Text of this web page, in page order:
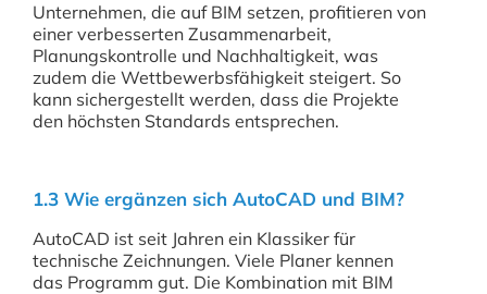
Unternehmen, die auf BIM setzen, profitieren von
einer verbesserten Zusammenarbeit,
Planungskontrolle und Nachhaltigkeit, was
zudem die Wettbewerbsfähigkeit steigert. So
kann sichergestellt werden, dass die Projekte
den höchsten Standards entsprechen.
1.3 Wie ergänzen sich AutoCAD und BIM?
AutoCAD ist seit Jahren ein Klassiker für
technische Zeichnungen. Viele Planer kennen
das Programm gut. Die Kombination mit BIM